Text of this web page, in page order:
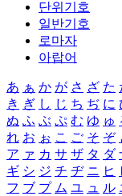
단위기호
일반기호
로마자
아랍어
あ ぁ か が さ ざ た
き ぎ し じ ち ぢ に
ぬ ふ ぶ ぷ む ゆ ゅ
れ お ぉ こ ご そ ぞ
ア ァ カ サ ザ タ ダ
ギ シ ジ チ ヂ ニ ヒ
フ ブ プ ム ユ ュ ル